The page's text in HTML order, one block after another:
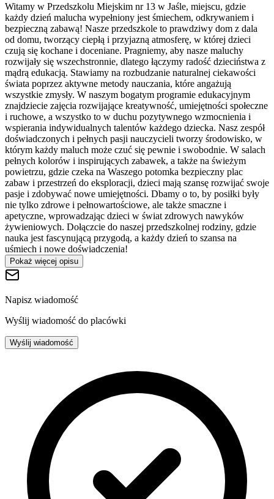
Witamy w Przedszkolu Miejskim nr 13 w Jaśle, miejscu, gdzie
każdy dzień malucha wypełniony jest śmiechem, odkrywaniem i
bezpieczną zabawą! Nasze przedszkole to prawdziwy dom z dala
od domu, tworzący ciepłą i przyjazną atmosferę, w której dzieci
czują się kochane i doceniane. Pragniemy, aby nasze maluchy
rozwijały się wszechstronnie, dlatego łączymy radość dzieciństwa z
mądrą edukacją. Stawiamy na rozbudzanie naturalnej ciekawości
świata poprzez aktywne metody nauczania, które angażują
wszystkie zmysły. W naszym bogatym programie edukacyjnym
znajdziecie zajęcia rozwijające kreatywność, umiejętności społeczne
i ruchowe, a wszystko to w duchu pozytywnego wzmocnienia i
wspierania indywidualnych talentów każdego dziecka. Nasz zespół
doświadczonych i pełnych pasji nauczycieli tworzy środowisko, w
którym każdy maluch może czuć się pewnie i swobodnie. W salach
pełnych kolorów i inspirujących zabawek, a także na świeżym
powietrzu, gdzie czeka na Waszego potomka bezpieczny plac
zabaw i przestrzeń do eksploracji, dzieci mają szansę rozwijać swoje
pasje i zdobywać nowe umiejętności. Dbamy o to, by posiłki były
nie tylko zdrowe i pełnowartościowe, ale także smaczne i
apetyczne, wprowadzając dzieci w świat zdrowych nawyków
żywieniowych. Dołączcie do naszej przedszkolnej rodziny, gdzie
nauka jest fascynującą przygodą, a każdy dzień to szansa na
uśmiech i nowe doświadczenia!
Pokaż więcej opisu
Napisz wiadomość
Wyślij wiadomość do placówki
Wyślij wiadomość